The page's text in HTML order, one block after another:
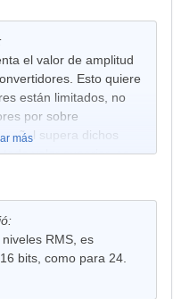
el valor de amplitud
Esto quiere
están limitados, no
por sobre
supera dichos
valor superior, es
en digital van desde
de bits que
es el nivel de amplitud
representa
más
RMS, es
bits, como para 24.